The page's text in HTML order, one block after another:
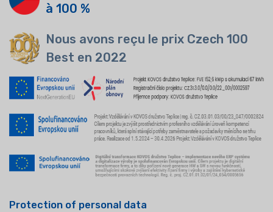
à 100 %
Nous avons reçu le prix Czech 100
Best en 2022
Protection of personal data